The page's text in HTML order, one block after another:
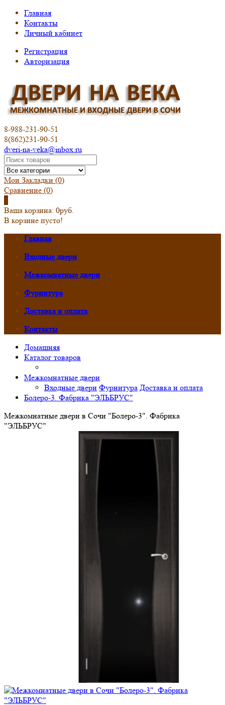
Главная
Контакты
Личный кабинет
Регистрация
Авторизация
8-988-231-90-51
8(862)231-90-51
dveri-na-veka@inbox.ru
Мои Закладки (0)
Сравнение (0)
Ваша корзина: 0руб.
В корзине пусто!
Главная
Входные двери
Межкомнатные двери
Фурнитура
Доставка и оплата
Контакты
Домашняя
Каталог товаров
Межкомнатные двери
Входные двери Фурнитура Доставка и оплата
Болеро-3. Фабрика "ЭЛЬБРУС"
Межкомнатные двери в Сочи "Болеро-3". Фабрика
"ЭЛЬБРУС"